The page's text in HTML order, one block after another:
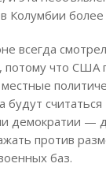
Колумбии более
всегда
потому что США
будут
демократии —
против
баз.